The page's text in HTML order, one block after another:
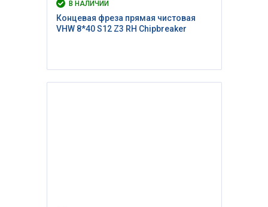
В НАЛИЧИИ
Концевая фреза прямая чистовая
VHW 8*40 S12 Z3 RH Сhipbreaker